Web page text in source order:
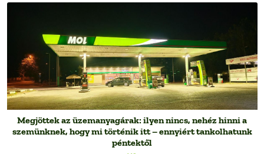
Megjöttek az üzemanyagárak: ilyen nincs, nehéz hinni a
szemünknek, hogy mi történik itt – ennyiért tankolhatunk
péntektől